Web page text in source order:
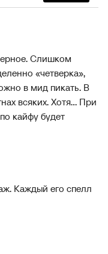
Слишком
«четверка»,
в мид пикать. В
всяких. Хотя... При
кайфу будет
Каждый его спелл